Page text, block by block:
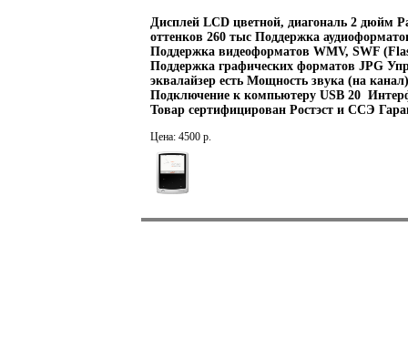
Дисплей LCD цветной, диагональ 2 дюйм
оттенков 260 тыс Поддержка
Поддержка видеоформатов WMV, SWF
Поддержка графических форматов JPG
эквалайзер есть Мощность звука (на
Подключение к компьютеру USB 20
Товар сертифицирован Ростэст и ССЭ
Цена: 4500 р.